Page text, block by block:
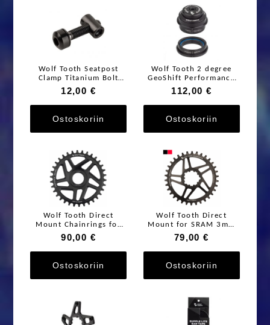
Wolf Tooth Seatpost
Clamp Titanium Bolt
Hardware Upgrade Kit
12,00 €
Ostoskoriin
Wolf Tooth 2 degree
GeoShift Performance
Angle Headset
112,00 €
Ostoskoriin
Wolf Tooth Direct
Mount Chainrings for
Bosch E-Bike Motor
90,00 €
Ostoskoriin
Wolf Tooth Direct
Mount for SRAM 3mm
Offset Boost
79,00 €
Ostoskoriin